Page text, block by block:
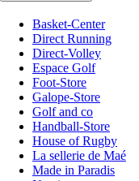
Basket-Center
Direct Running
Direct-Volley
Espace Golf
Foot-Store
Galope-Store
Golf and co
Handball-Store
House of Rugby
La sellerie de Maé
Made in Paradis